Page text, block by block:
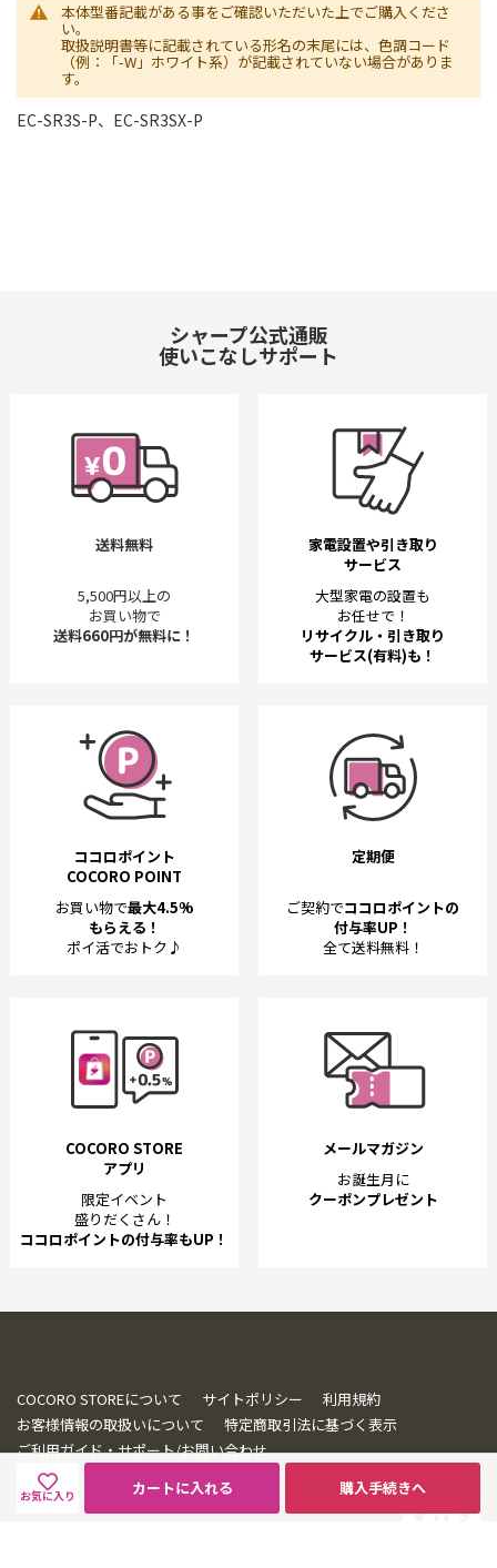
本体型番記載がある事をご確認いただいた上でご購入くださ
い。
取扱説明書等に記載されている形名の末尾には、色調コード
（例：「-W」ホワイト系）が記載されていない場合がありま
す。
EC-SR3S-P、EC-SR3SX-P
購入手続きへ
カートに入れる
お気に入り
シャープ公式通販
使いこなしサポート
送料無料
5,500円以上の
お買い物で
送料660円が無料に！
家電設置や引き取り
サービス
大型家電の設置も
お任せで！
リサイクル・引き取り
サービス(有料)も！
ココロポイント
COCORO POINT
お買い物で最大4.5%
もらえる！
ポイ活でおトク♪
定期便
ご契約でココロポイントの
付与率UP！
全て送料無料！
COCORO STORE
アプリ
限定イベント
盛りだくさん！
ココロポイントの付与率もUP！
メールマガジン
お誕生月に
クーポンプレゼント
COCORO STOREについて サイトポリシー
利用規約
お客様情報の取扱いについて
特定商取引法に基づく表示
ご利用ガイド・サポート/お問い合わせ